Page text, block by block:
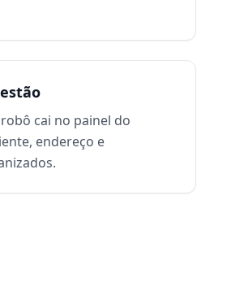
cai no painel do
endereço e